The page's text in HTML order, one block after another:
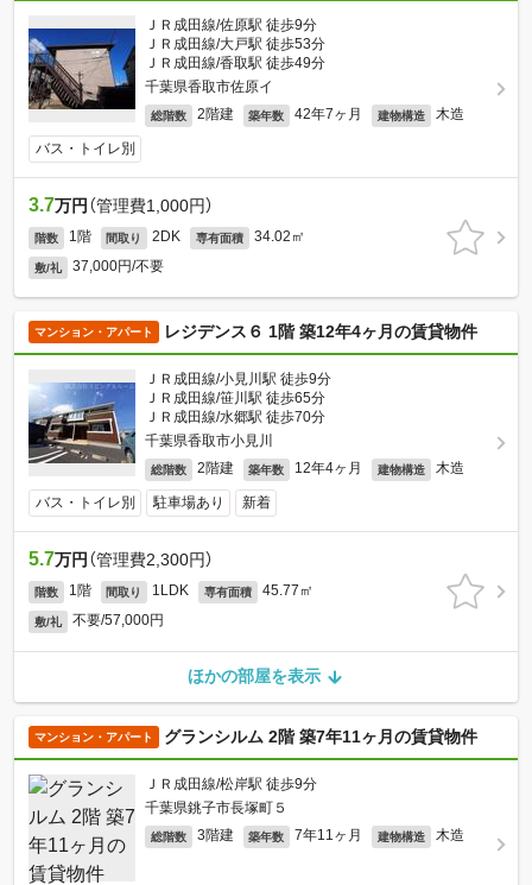
ＪＲ成田線/佐原駅 徒歩9分
ＪＲ成田線/大戸駅 徒歩53分
ＪＲ成田線/香取駅 徒歩49分
千葉県香取市佐原イ
総階数 2階建 築年数 42年7ヶ月 建物構造 木造
バス・トイレ別
3.7万円 （管理費1,000円）
階数 1階 間取り 2DK 専有面積 34.02㎡
敷/礼 37,000円/不要
マンション・アパート レジデンス６ 1階 築12年4ヶ月の賃貸物件
ＪＲ成田線/小見川駅 徒歩9分
ＪＲ成田線/笹川駅 徒歩65分
ＪＲ成田線/水郷駅 徒歩70分
千葉県香取市小見川
総階数 2階建 築年数 12年4ヶ月 建物構造 木造
バス・トイレ別 駐車場あり 新着
5.7万円 （管理費2,300円）
階数 1階 間取り 1LDK 専有面積 45.77㎡
敷/礼 不要/57,000円
ほかの部屋を表示
マンション・アパート グランシルム 2階 築7年11ヶ月の賃貸物件
ＪＲ成田線/松岸駅 徒歩9分
千葉県銚子市長塚町５
総階数 3階建 築年数 7年11ヶ月 建物構造 木造